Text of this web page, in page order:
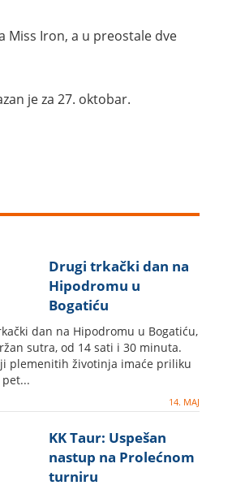
Miss Iron, a u preostale dve
je za 27. oktobar.
Drugi trkački dan na
Hipodromu u
Bogatiću
dan na Hipodromu u Bogatiću,
sutra, od 14 sati i 30 minuta.
plemenitih životinja imaće priliku
14. MAJ
KK Taur: Uspešan
nastup na Prolećnom
turniru